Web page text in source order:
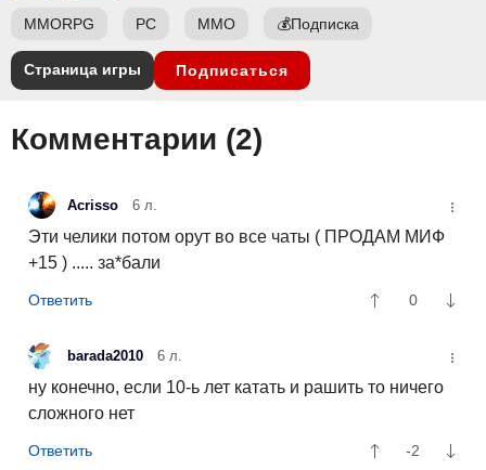
MMORPG PC ММО 💰Подписка
Страница игры Подписаться
Комментарии (2)
Acrisso 6 л.
Эти челики потом орут во все чаты ( ПРОДАМ МИФ
+15 ) ..... за*бали
0
barada2010 6 л.
ну конечно, если 10-ь лет катать и рашить то ничего
сложного нет
-2